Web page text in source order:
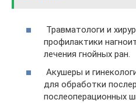
Травматологи и
профилактики
лечения гнойных ран.
Акушеры и
для обработки
послеоперационных